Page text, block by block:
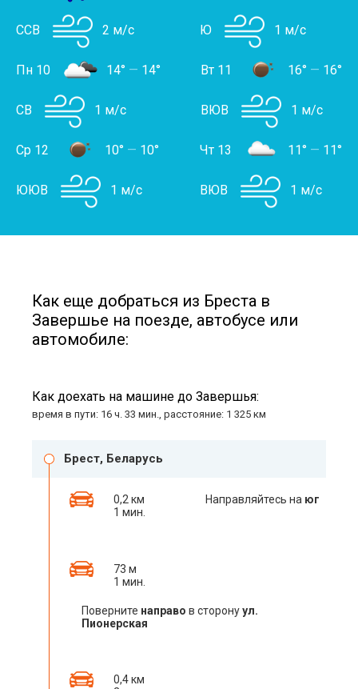
ССВ 2 м/с Ю 1 м/с
Пн 10 14° — 14°
СВ 1 м/с
Вт 11 16° — 16°
ВЮВ 1 м/с
Ср 12 10° — 10°
ЮЮВ 1 м/с
Чт 13 11° — 11°
ВЮВ 1 м/с
Как еще добраться из Бреста в
Завершье на поезде, автобусе или
автомобиле:
Как доехать на машине до Завершья:
время в пути: 16 ч. 33 мин., расстояние: 1 325 км
Брест, Беларусь
0,2 км
1 мин.
Направляйтесь на юг
73 м
1 мин.
Поверните направо в сторонуул.
Пионерская
0,4 км